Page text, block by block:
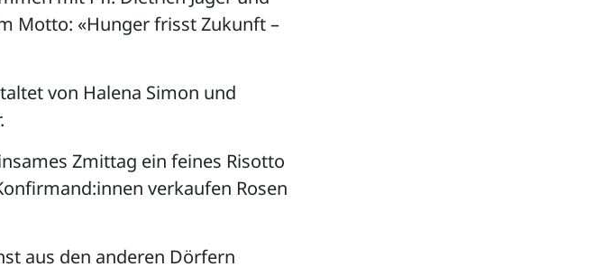
Motto: «Hunger frisst Zukunft –
von Halena Simon und
Zmittag ein feines Risotto
verkaufen Rosen
aus den anderen Dörfern